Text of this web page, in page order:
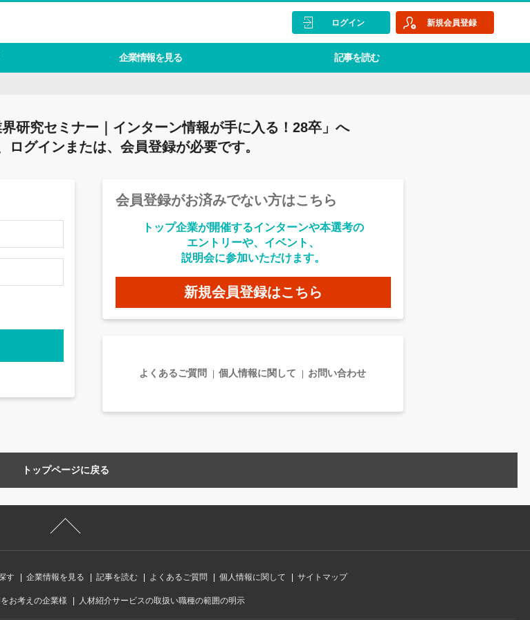
企業情報を見る 記事を読む
ログイン 新規会員登録
研究セミナー｜インターン情報が手に入る！28卒」へ
ログインまたは、会員登録が必要です。
会員登録がお済みでない方はこちら
トップ企業が開催するインターンや本選考の
エントリーや、イベント、
説明会に参加いただけます。
新規会員登録はこちら
よくあるご質問 個人情報に関して お問い合わせ
トップページに戻る
す 企業情報を見る 記事を読む よくあるご質問 個人情報に関して サイトマップ
お考えの企業様 人材紹介サービスの取扱い職種の範囲の明示